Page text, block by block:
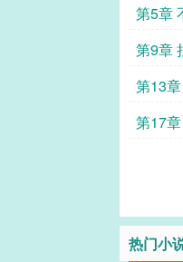
第5章
第9章
第13
第17
热门小